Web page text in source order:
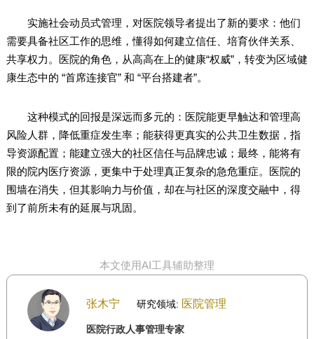
实施社会动员式管理，对医院领导者提出了新的要求：他们
需要具备社区工作的思维，懂得如何建立信任、培育伙伴关系、
共享权力。医院的角色，从高高在上的健康“权威”，转变为区域健
康生态中的 “首席连接官” 和 “平台搭建者”。
这种模式的回报是深远而多元的：医院能更早触达和管理高
风险人群，降低重症发生率；能获得更真实的公共卫生数据，指
导资源配置；能建立强大的社区信任与品牌忠诚；最终，能将有
限的院内医疗资源，更集中于处理真正复杂的急危重症。医院的
围墙在消失，但其影响力与价值，却在与社区的深度交融中，得
到了前所未有的延展与巩固。
本文使用AI工具辅助整理
张木宁 研究领域: 医院管理
医院行政人事管理专家